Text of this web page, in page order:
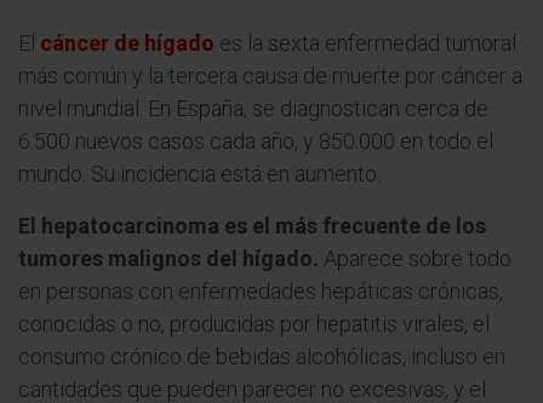
El cáncer de hígado es la sexta enfermedad tumoral
más común y la tercera causa de muerte por cáncer a
nivel mundial. En España, se diagnostican cerca de
6.500 nuevos casos cada año, y 850.000 en todo el
mundo. Su incidencia está en aumento.
El hepatocarcinoma es el más frecuente de los
tumores malignos del hígado. Aparece sobre todo
en personas con enfermedades hepáticas crónicas,
conocidas o no, producidas por hepatitis virales, el
consumo crónico de bebidas alcohólicas, incluso en
cantidades que pueden parecer no excesivas, y el